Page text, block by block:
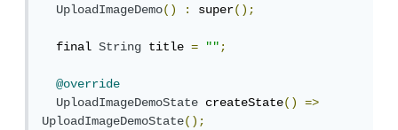
UploadImageDemo() : super();
  final
String title = "";
@override
UploadImageDemoState createState()
=>
UploadImageDemoState();